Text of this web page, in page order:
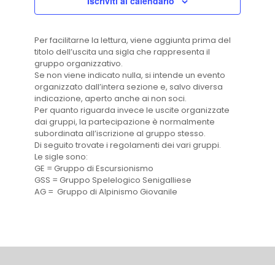
Per facilitarne la lettura, viene aggiunta prima del
titolo dell’uscita una sigla che rappresenta il
gruppo organizzativo.
Se non viene indicato nulla, si intende un evento
organizzato dall’intera sezione e, salvo diversa
indicazione, aperto anche ai non soci.
Per quanto riguarda invece le uscite organizzate
dai gruppi, la partecipazione è normalmente
subordinata all’iscrizione al gruppo stesso.
Di seguito trovate i regolamenti dei vari gruppi.
Le sigle sono:
GE = Gruppo di Escursionismo
GSS = Gruppo Spelelogico Senigalliese
AG = Gruppo di Alpinismo Giovanile